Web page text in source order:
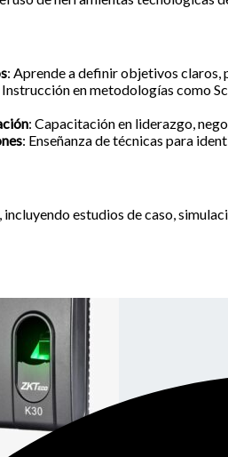
ASIST IP X HUELLA DIGITAL CAPACIDAD
: Aprende a definir objetivos claros,
Instrucción en metodologías como
: Capacitación en liderazgo,
: Enseñanza de técnicas para
estudios de caso,